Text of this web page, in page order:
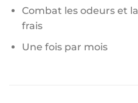
Combat les odeurs et
frais
Une fois par mois